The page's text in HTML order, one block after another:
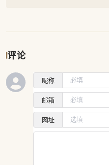
评论
昵称
邮箱
网址